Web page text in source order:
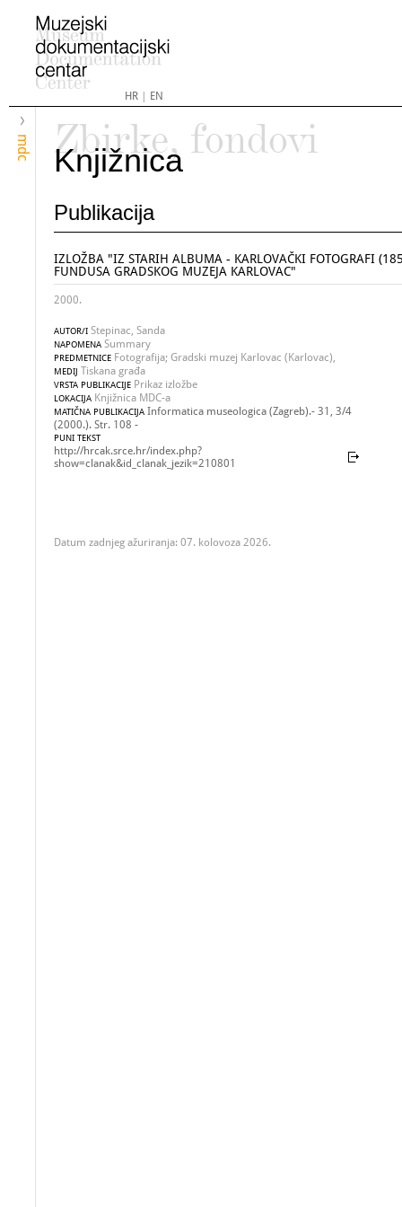
HR| EN
mdc
Zbirke, fondovi
Knjižnica
Publikacija
IZLOŽBA "IZ STARIH ALBUMA - KARLOVAČKI FOTOGRAFI
FUNDUSA GRADSKOG MUZEJA KARLOVAC"
2000.
AUTOR/I Stepinac, Sanda
NAPOMENA Summary
PREDMETNICE Fotografija; Gradski muzej Karlovac (Karlovac),
MEDIJ Tiskana građa
VRSTA PUBLIKACIJE Prikaz izložbe
LOKACIJA Knjižnica MDC-a
MATIČNA PUBLIKACIJA Informatica museologica (Zagreb).- 31, 3/4
(2000.). Str. 108 -
PUNI TEKST
http://hrcak.srce.hr/index.php?
show=clanak&id_clanak_jezik=210801
Datum zadnjeg ažuriranja: 07. kolovoza 2026.